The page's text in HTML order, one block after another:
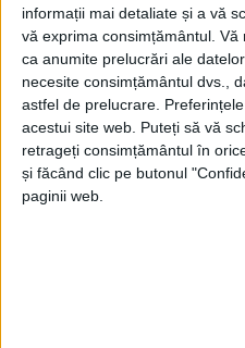
informații mai detaliate și a vă
vă exprima consimțământul. Vă
ca anumite prelucrări ale
necesite consimțământul dvs.,
astfel de prelucrare.
acestui site web. Puteți să vă
retrageți consimțământul în
și făcând clic pe butonul
paginii web.